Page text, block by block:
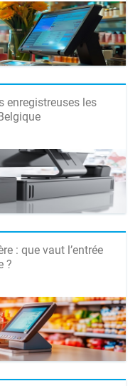
enregistreuses les
: que vaut l’entrée
?